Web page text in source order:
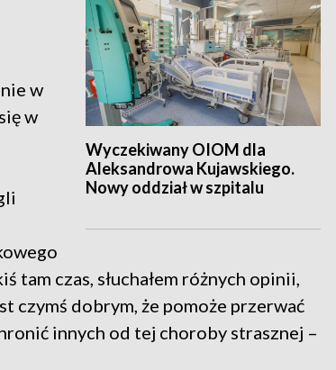
Wyczekiwany OIOM dla
Aleksandrowa Kujawskiego.
Nowy oddział w szpitalu
w
w
tam czas, słuchałem różnych opinii,
czymś dobrym, że pomoże przerwać
innych od tej choroby strasznej –